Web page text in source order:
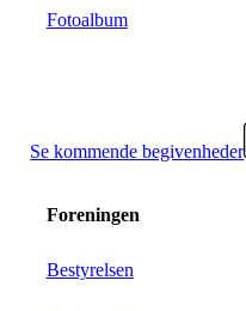
Fotoalbum
Se kommende begivenheder
Foreningen
Bestyrelsen